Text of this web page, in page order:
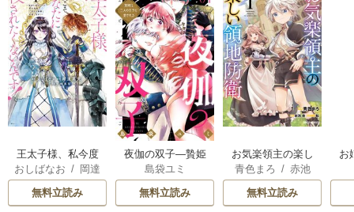
王太子様、私今度
こそあなたに殺さ
れたくないんで
す！ ～聖女に嵌め
おしばなお / 岡達
英茉
/ 先崎真琴
無料立読み
夜伽の双子―贄姫
は二人の王子に愛
される―
島袋ユミ
無料立読み
お気楽領主の楽し
い領地防衛
青色まろ / 赤池
宗/転
無料立読み
お